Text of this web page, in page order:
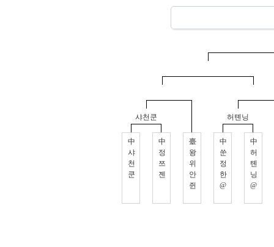
샤천쿤
中
샤
천
쿤
中
정
쯔
젠
臺
왕
위
안
쥔
허톈닝
中
쑨
정
한
@
中
허
톈
닝
@